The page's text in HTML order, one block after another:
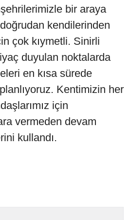
bir araya
kendilerinden
çok kıymetli. Sinirli
duyulan noktalarda
en kısa sürede
Kentimizin her
için
vermeden devam
kullandı.